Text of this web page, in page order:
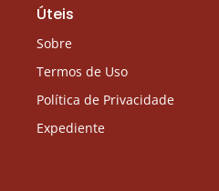
Úteis
Sobre
Termos de Uso
Política de Privacidade
Expediente